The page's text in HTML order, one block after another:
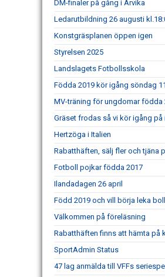
DM-finaler på gång i Arvika
Ledarutbildning 26 augusti
Konstgräsplanen öppen igen
Styrelsen 2025
Landslagets Fotbollsskola
Födda 2019 kör igång söndag
MV-träning för ungdomar födda
Gräset frodas så vi kör igång på
Hertzöga i Italien
Rabatthäften, sälj fler och tjäna
Fotboll pojkar födda 2017
Ilandadagen 26 april
Född 2019 och vill börja leka
Välkommen på föreläsning
Rabatthäften finns att hämta på
SportAdmin Status
47 lag anmälda till VFFs seriespel